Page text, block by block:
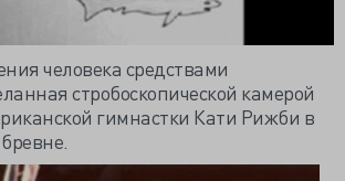
человека средствами
стробоскопической камерой
гимнастки Кати Рижби в